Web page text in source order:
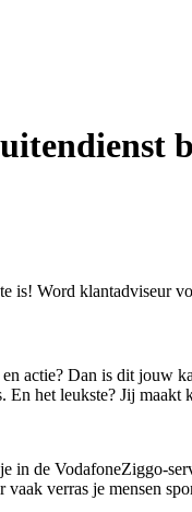
is! Word klantadviseur
actie? Dan is dit jouw
En het leukste? Jij
in de VodafoneZiggo-
vaak verras je mensen